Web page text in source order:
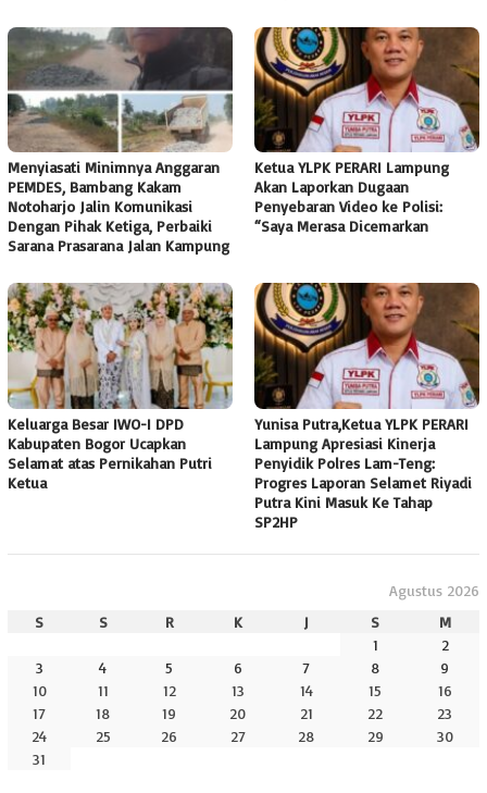
Menyiasati Minimnya Anggaran
PEMDES, Bambang Kakam
Notoharjo Jalin Komunikasi
Dengan Pihak Ketiga, Perbaiki
Sarana Prasarana Jalan Kampung
Ketua YLPK PERARI Lampung
Akan Laporkan Dugaan
Penyebaran Video ke Polisi:
“Saya Merasa Dicemarkan
Keluarga Besar IWO-I DPD
Kabupaten Bogor Ucapkan
Selamat atas Pernikahan Putri
Ketua
Yunisa Putra,Ketua YLPK PERARI
Lampung Apresiasi Kinerja
Penyidik Polres Lam-Teng:
Progres Laporan Selamet Riyadi
Putra Kini Masuk Ke Tahap
SP2HP
Agustus 2026
S
S R K J S
M
1
2
3
4 5 6 7 8
9
10
11 12 13 14 15
16
17
18 19 20 21 22
23
24
25 26 27 28 29
30
31